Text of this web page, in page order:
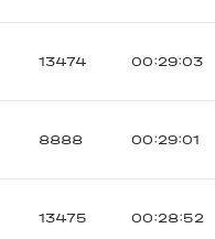
13474 00:29:03
8888 00:29:01
13475 00:28:52